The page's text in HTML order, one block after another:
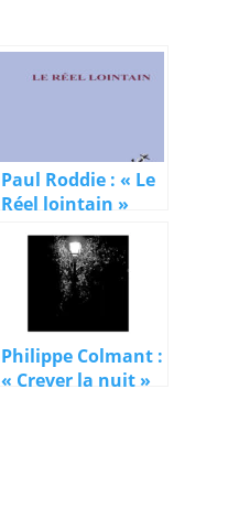
Paul Roddie : « Le
Réel lointain »
Philippe Colmant :
« Crever la nuit »